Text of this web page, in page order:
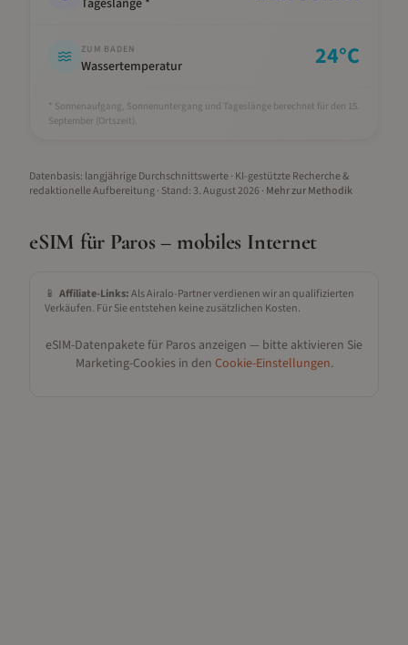
Tageslänge *
ZUM BADEN
Wassertemperatur 24°C
* Sonnenaufgang, Sonnenuntergang und Tageslänge berechnet für den 15.
September (Ortszeit).
Datenbasis: langjährige Durchschnittswerte · KI-gestützte Recherche &
redaktionelle Aufbereitung· Stand: 3. August 2026· Mehr zur Methodik
eSIM für Paros – mobiles Internet
📱 Affiliate-Links:Als Airalo-Partner verdienen wir an qualifizierten
Verkäufen. Für Sie entstehen keine zusätzlichen Kosten.
eSIM-Datenpakete für Paros anzeigen — bitte aktivieren Sie
Marketing-Cookies in den Cookie-Einstellungen.